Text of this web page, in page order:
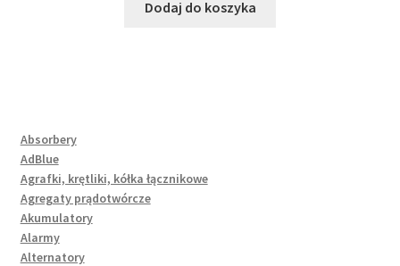
Dodaj do koszyka
Absorbery
AdBlue
Agrafki, krętliki, kółka łącznikowe
Agregaty prądotwórcze
Akumulatory
Alarmy
Alternatory